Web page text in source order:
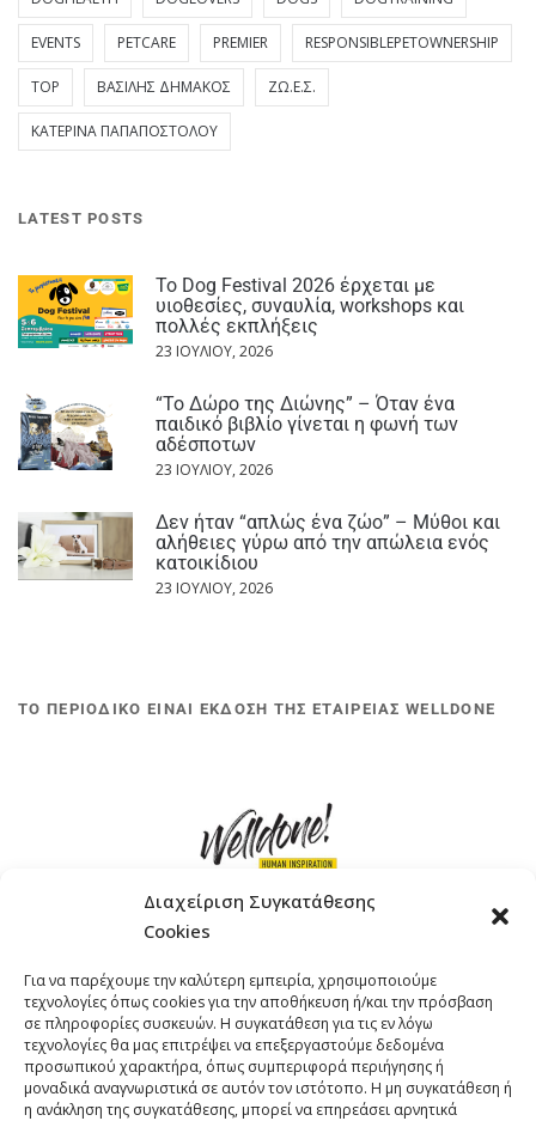
Διαχείριση Συγκατάθεσης
Cookies
Για να παρέχουμε την καλύτερη εμπειρία, χρησιμοποιούμε
τεχνολογίες όπως cookies για την αποθήκευση ή/και την πρόσβαση
σε πληροφορίες συσκευών. Η συγκατάθεση για τις εν λόγω
τεχνολογίες θα μας επιτρέψει να επεξεργαστούμε δεδομένα
προσωπικού χαρακτήρα, όπως συμπεριφορά περιήγησης ή
μοναδικά αναγνωριστικά σε αυτόν τον ιστότοπο. Η μη συγκατάθεση ή
η ανάκληση της συγκατάθεσης, μπορεί να επηρεάσει αρνητικά
EVENTS PETCARE PREMIER RESPONSIBLEPETOWNERSHIP
TOP ΒΑΣΊΛΗΣ ΔΗΜΆΚΟΣ ΖΩ.Ε.Σ.
ΚΑΤΕΡΊΝΑ ΠΑΠΑΠΟΣΤΌΛΟΥ
LATEST POSTS
Το Dog Festival 2026 έρχεται με
υιοθεσίες, συναυλία, workshops και
πολλές εκπλήξεις
23 ΙΟΥΛΊΟΥ, 2026
“Το Δώρο της Διώνης” – Όταν ένα
παιδικό βιβλίο γίνεται η φωνή των
αδέσποτων
23 ΙΟΥΛΊΟΥ, 2026
Δεν ήταν “απλώς ένα ζώο” – Μύθοι και
αλήθειες γύρω από την απώλεια ενός
κατοικίδιου
23 ΙΟΥΛΊΟΥ, 2026
ΤΟ ΠΕΡΙΟΔΙΚΟ ΕΙΝΑΙ ΕΚΔΟΣΗ ΤΗΣ ΕΤΑΙΡΕΙΑΣ WELLDONE
ΤΗΛΕΦΩΝΟ: +30 211 4021758
EMAIL:info@welldone.com.gr